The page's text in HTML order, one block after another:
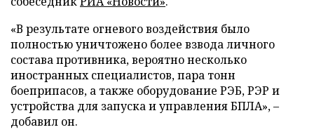
«В результате огневого воздействия было
полностью уничтожено более взвода личного
состава противника, вероятно несколько
иностранных специалистов, пара тонн
боеприпасов, а также оборудование РЭБ, РЭР и
устройства для запуска и управления БПЛА», –
добавил он.